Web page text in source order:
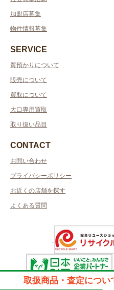
加盟店募集
物件情報募集
SERVICE
質預かりについて
販売について
買取について
大口専用買取
取り扱い品目
CONTACT
お問い合わせ
プライバシーポリシー
お近くの店舗を探す
よくある質問
許可管轄：神奈
取扱商品・査定につい